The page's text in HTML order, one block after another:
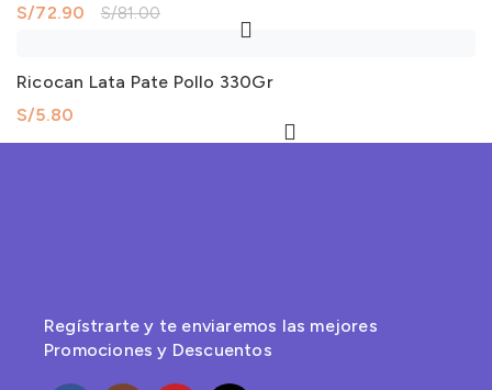
S/81.00
S/72.90
Ricocan Lata Pate Pollo 330Gr
S/5.80
Regístrarte y te enviaremos las mejores
Promociones y Descuentos